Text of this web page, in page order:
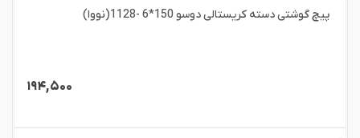
پیچ گوشتی دسته کریستالی دوسو 150*6 -1128(نووا)
۱۹۴,۵۰۰